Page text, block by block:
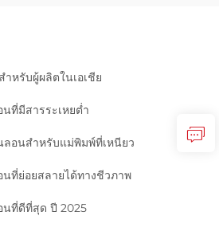
หรับผู้ผลิตในเอเชีย
ที่มีสารระเหยต่ำ
อนสำหรับแม่พิมพ์ที่เหนียว
ที่ย่อยสลายได้ทางชีวภาพ
นที่ดีที่สุด ปี 2025